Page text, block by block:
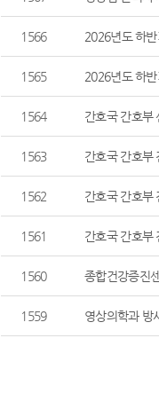
1566 2026년도 하
1565 2026년도 하
1564 간호국 간호부
1563 간호국 간호부
1562 간호국 간호부
1561 간호국 간호부
1560 종합건강증진
1559 영상의학과 방